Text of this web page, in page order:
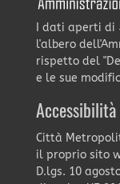
I dati aperti di
l'albero
rispetto del
e le sue
Accessibilità
Città
il proprio sito
D.lgs. 10